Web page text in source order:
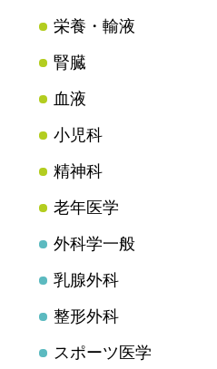
栄養・輸液
腎臓
血液
小児科
精神科
老年医学
外科学一般
乳腺外科
整形外科
スポーツ医学